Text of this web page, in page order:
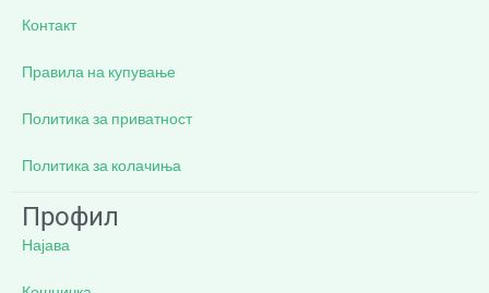
Контакт
Правила на купување
Политика за приватност
Политика за колачиња
Профил
Најава